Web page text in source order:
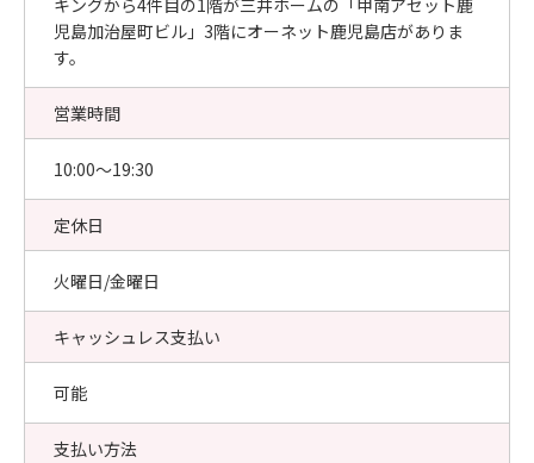
キングから4件目の1階が三井ホームの「甲南アセット鹿
児島加治屋町ビル」3階にオーネット鹿児島店がありま
す。
営業時間
10:00〜19:30
定休日
火曜日/金曜日
キャッシュレス支払い
可能
支払い方法